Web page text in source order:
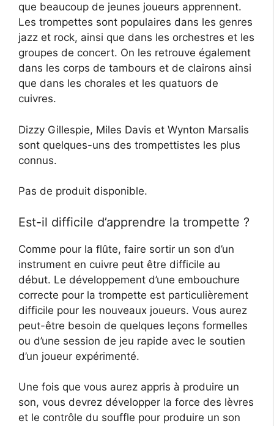
que beaucoup de jeunes joueurs apprennent.
Les trompettes sont populaires dans les genres
jazz et rock, ainsi que dans les orchestres et les
groupes de concert. On les retrouve également
dans les corps de tambours et de clairons ainsi
que dans les chorales et les quatuors de
cuivres.
Dizzy Gillespie, Miles Davis et Wynton Marsalis
sont quelques-uns des trompettistes les plus
connus.
Pas de produit disponible.
Est-il difficile d’apprendre la trompette ?
Comme pour la flûte, faire sortir un son d’un
instrument en cuivre peut être difficile au
début. Le développement d’une embouchure
correcte pour la trompette est particulièrement
difficile pour les nouveaux joueurs. Vous aurez
peut-être besoin de quelques leçons formelles
ou d’une session de jeu rapide avec le soutien
d’un joueur expérimenté.
Une fois que vous aurez appris à produire un
son, vous devrez développer la force des lèvres
et le contrôle du souffle pour produire un son